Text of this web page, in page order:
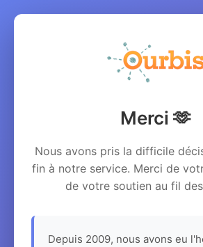
Merci 🫶
Nous avons pris la difficile
fin à notre service. Merci de
de votre soutien au fil
Depuis 2009, nous avons eu